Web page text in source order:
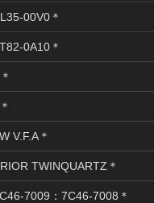
00V0＊
0A10＊
V.F.A＊
TWINQUARTZ＊
7009：7C46-7008＊